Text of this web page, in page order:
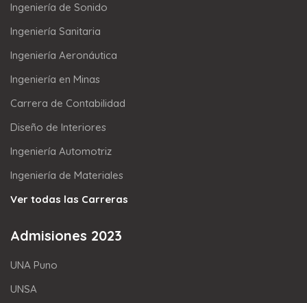
Ingeniería de Sonido
Ingeniería Sanitaria
Ingeniería Aeronáutica
Ingeniería en Minas
Carrera de Contabilidad
Diseño de Interiores
Ingeniería Automotriz
Ingeniería de Materiales
Ver todas las Carreras
Admisiones 2023
UNA Puno
UNSA